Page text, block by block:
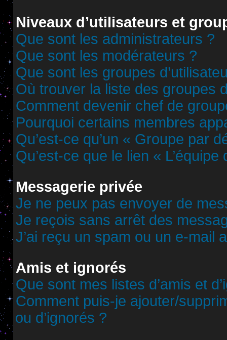
Niveaux d’utilisateurs et
Que sont les administrateurs ?
Que sont les modérateurs ?
Que sont les groupes
Où trouver la liste des groupes
Comment devenir chef de
Pourquoi certains membres
Qu’est-ce qu’un « Groupe par
Qu’est-ce que le lien «
Messagerie privée
Je ne peux pas envoyer de
Je reçois sans arrêt des
J’ai reçu un spam ou un e-mail
Amis et ignorés
Que sont mes listes d’amis et
Comment puis-je ajouter/
ou d’ignorés ?